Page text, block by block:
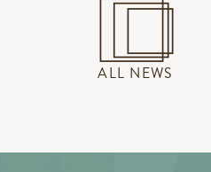
ALL NEWS